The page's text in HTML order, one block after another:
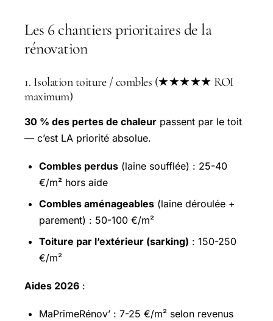
Les 6 chantiers prioritaires de la
rénovation
1. Isolation toiture / combles (★★★★★ ROI
maximum)
30 % des pertes de chaleur passent par le toit
— c’est LA priorité absolue.
Combles perdus (laine soufflée) : 25-40
€/m² hors aide
Combles aménageables (laine déroulée +
parement) : 50-100 €/m²
Toiture par l’extérieur (sarking) : 150-250
€/m²
Aides 2026 :
MaPrimeRénov’ : 7-25 €/m² selon revenus